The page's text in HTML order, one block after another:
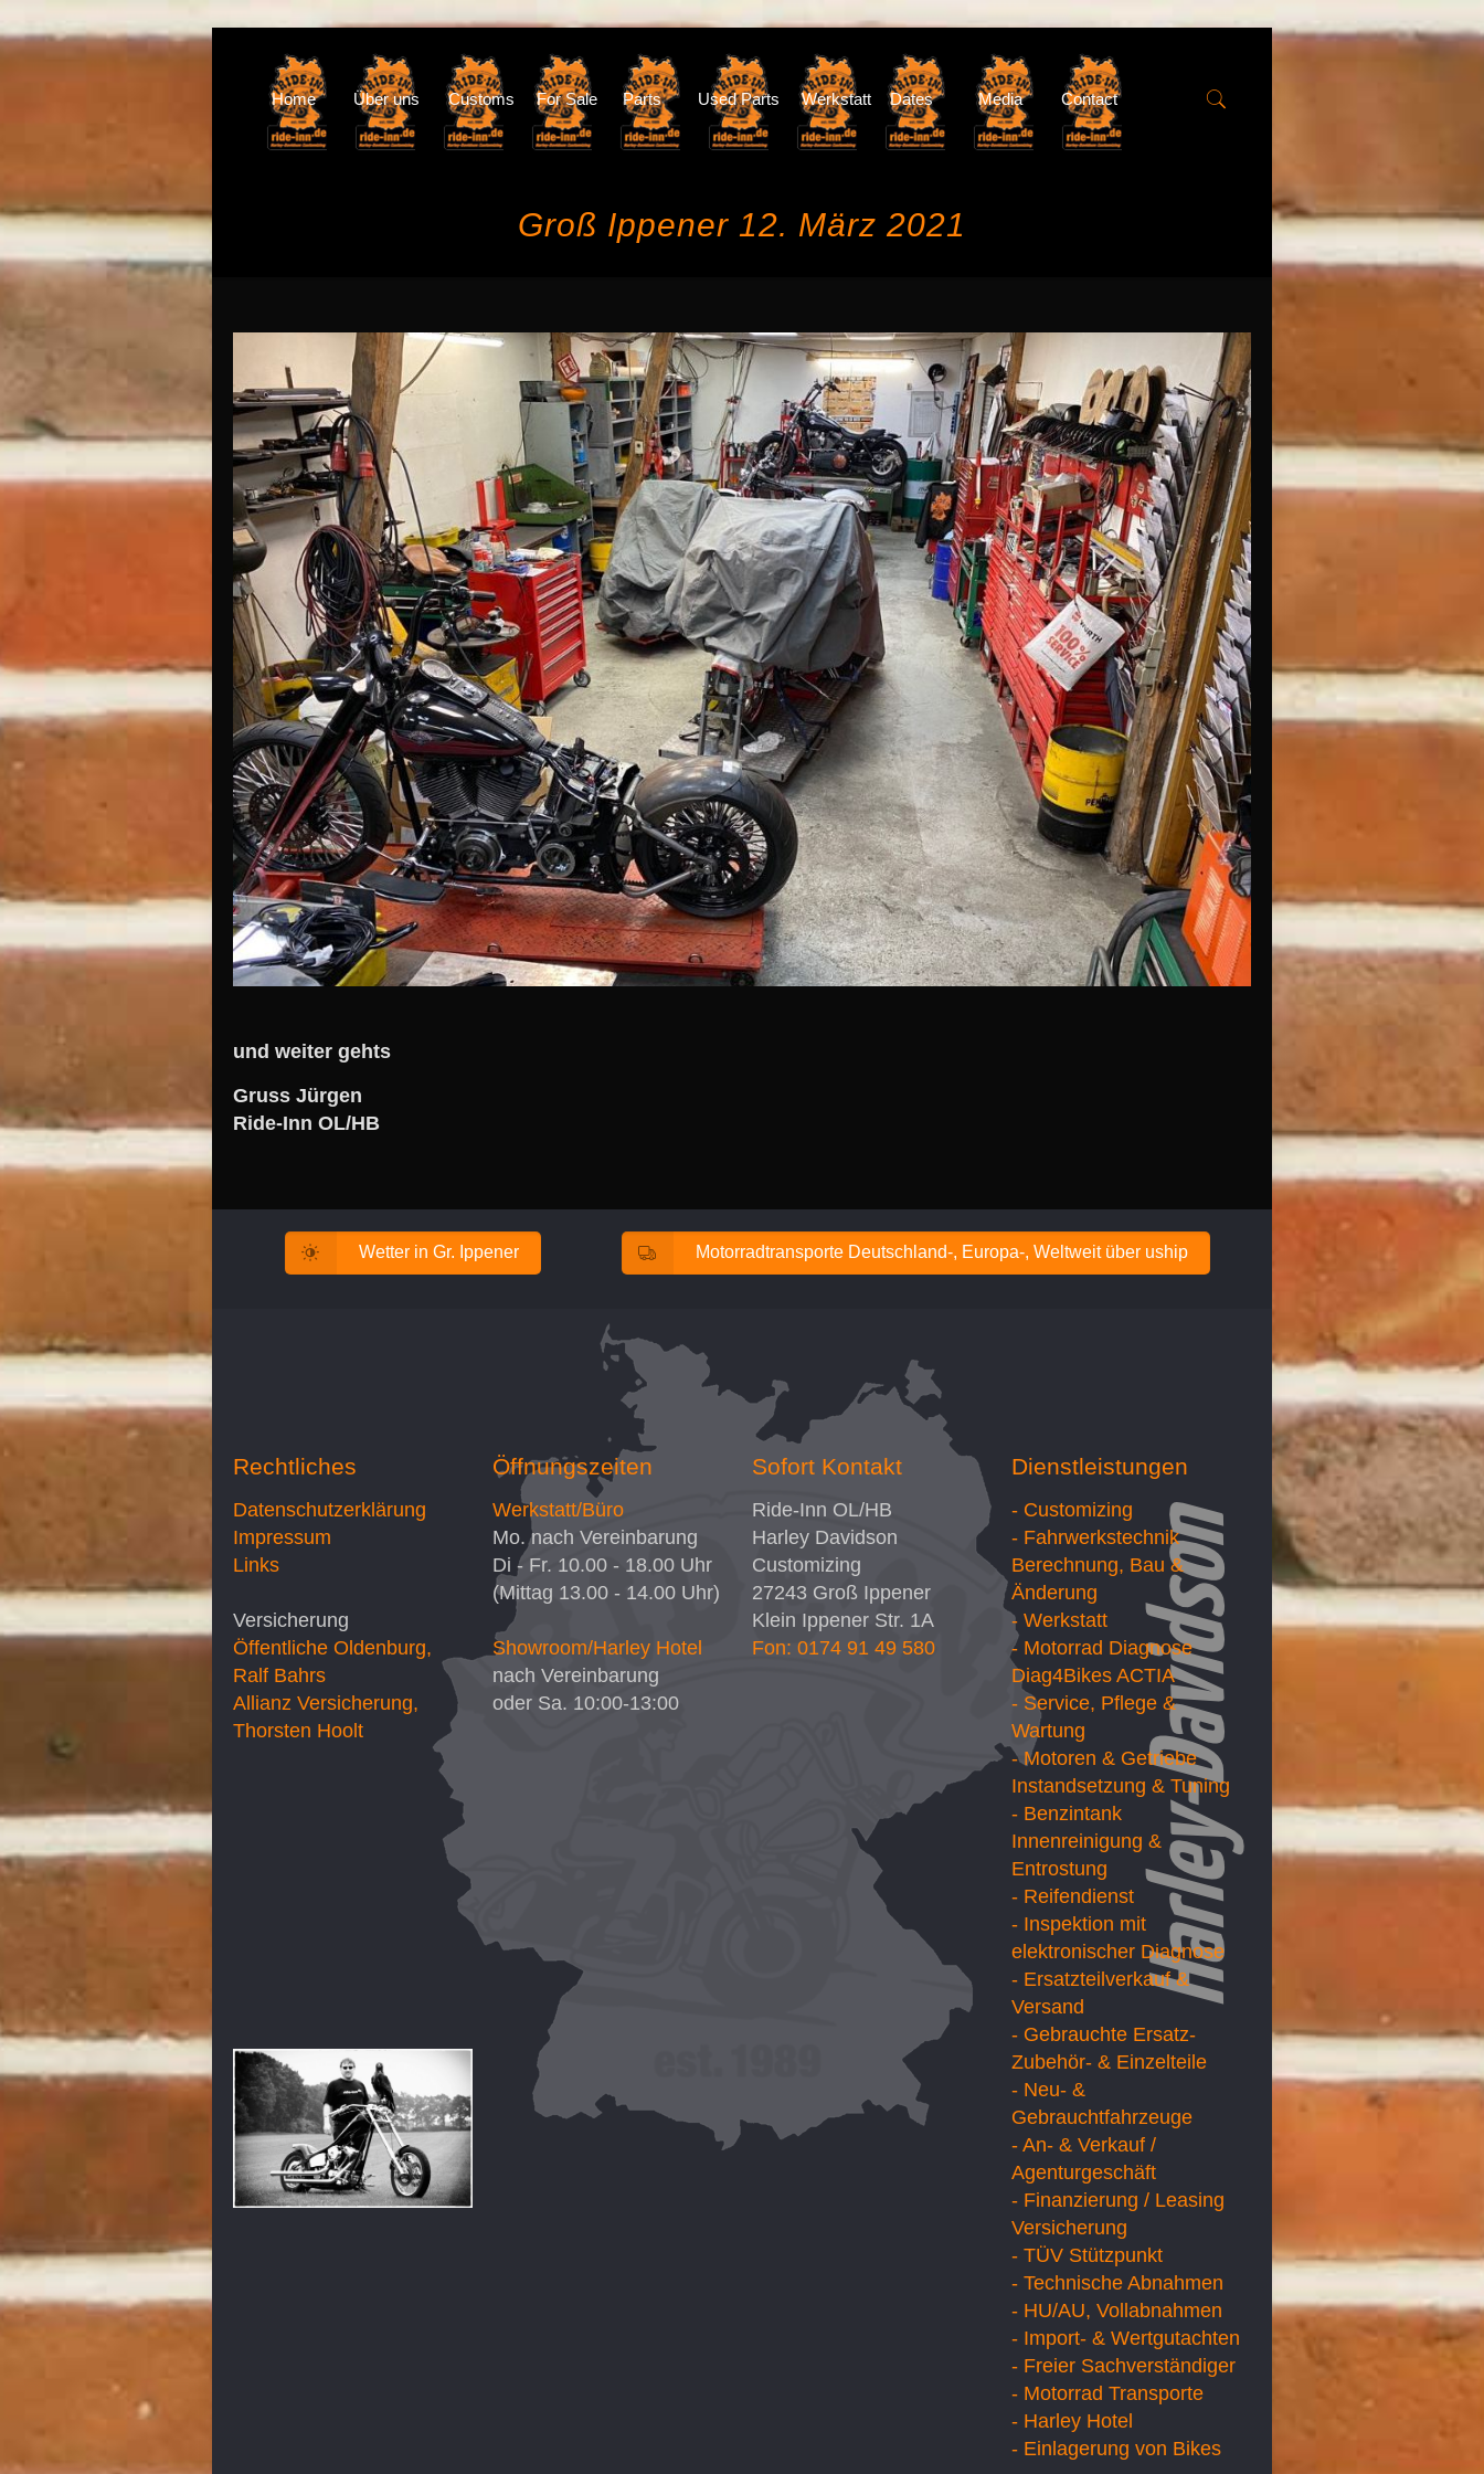
Home Über uns Customs For Sale Parts Used Parts Werkstatt Dates Media Contact
Groß Ippener 12. März 2021
und weiter gehts
Gruss Jürgen
Ride-Inn OL/HB
Wetter in Gr. Ippener Motorradtransporte Deutschland-, Europa-, Weltweit über uship
Rechtliches
Datenschutzerklärung
Impressum
Links
Versicherung
Öffentliche Oldenburg,
Ralf Bahrs
Allianz Versicherung,
Thorsten Hoolt
Öffnungszeiten
Werkstatt/Büro
Mo. nach Vereinbarung
Di - Fr. 10.00 - 18.00 Uhr
(Mittag 13.00 - 14.00 Uhr)
Showroom/Harley Hotel
nach Vereinbarung
oder Sa. 10:00-13:00
Sofort Kontakt
Ride-Inn OL/HB
Harley Davidson
Customizing
27243 Groß Ippener
Klein Ippener Str. 1A
Fon: 0174 91 49 580
Dienstleistungen
- Customizing
- Fahrwerkstechnik
Berechnung, Bau &
Änderung
- Werkstatt
- Motorrad Diagnose
Diag4Bikes ACTIA
- Service, Pflege &
Wartung
- Motoren & Getriebe
Instandsetzung & Tuning
- Benzintank
Innenreinigung &
Entrostung
- Reifendienst
- Inspektion mit
elektronischer Diagnose
- Ersatzteilverkauf &
Versand
- Gebrauchte Ersatz-
Zubehör- & Einzelteile
- Neu- &
Gebrauchtfahrzeuge
- An- & Verkauf /
Agenturgeschäft
- Finanzierung / Leasing
Versicherung
- TÜV Stützpunkt
- Technische Abnahmen
- HU/AU, Vollabnahmen
- Import- & Wertgutachten
- Freier Sachverständiger
- Motorrad Transporte
- Harley Hotel
- Einlagerung von Bikes